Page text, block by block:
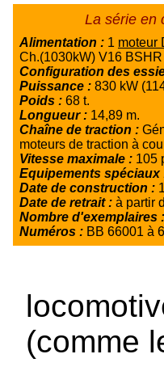
La série en
Alimentation : 1 moteur
Ch.(1030kW) V16 BSHR
Configuration des
Puissance : 830 kW
Poids : 68 t.
Longueur : 14,89 m.
Chaîne de traction :
moteurs de traction à
Vitesse maximale : 105
Equipements spéciaux
Date de construction :
Date de retrait : à partir
Nombre d'exemplaires :
Numéros : BB 66001 à
(comme